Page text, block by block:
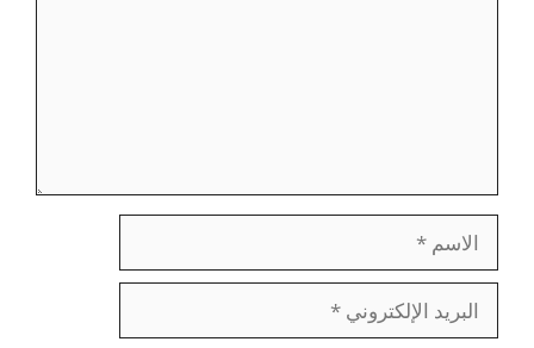
الاسم
البريد
الإلكتروني